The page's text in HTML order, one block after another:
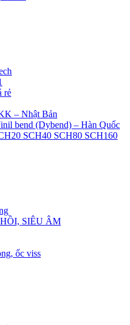
rẻ
– Nhật Bản
bend (Dybend) – Hàn Quốc
SCH40 SCH80 SCH160
SIÊU ÂM
ốc viss